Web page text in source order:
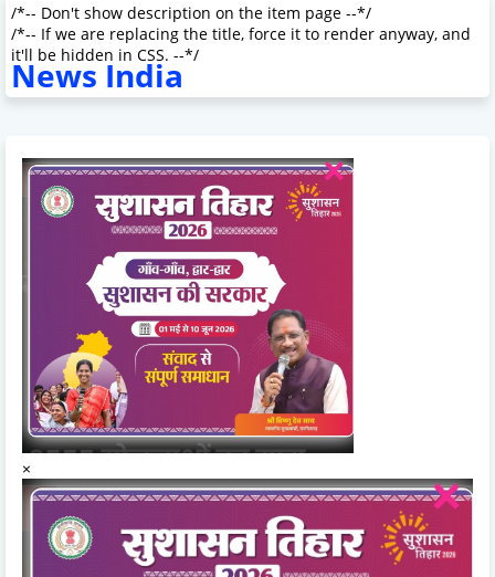
/*-- Don't show description on the item page --*/
/*-- If we are replacing the title, force it to render anyway, and
it'll be hidden in CSS. --*/
News India
×